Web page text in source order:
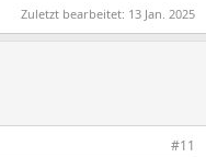
Zuletzt bearbeitet: 13 Jan. 2025
#11